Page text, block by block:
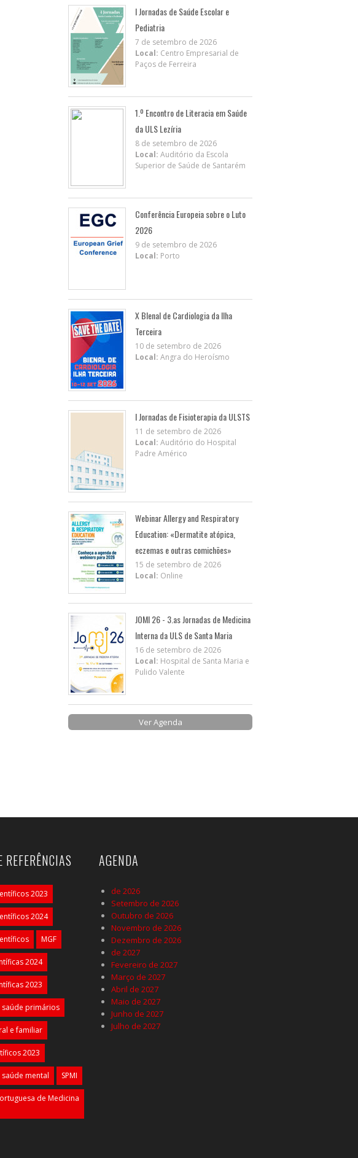
I Jornadas de Saúde Escolar e
Pediatria
7 de setembro de 2026
Local: Centro Empresarial de
Paços de Ferreira
1.º Encontro de Literacia em Saúde
da ULS Lezíria
8 de setembro de 2026
Local: Auditório da Escola
Superior de Saúde de Santarém
Conferência Europeia sobre o Luto
2026
9 de setembro de 2026
Local: Porto
X BIenal de Cardiologia da Ilha
Terceira
10 de setembro de 2026
Local: Angra do Heroísmo
I Jornadas de Fisioterapia da ULSTS
11 de setembro de 2026
Local: Auditório do Hospital
Padre Américo
Webinar Allergy and Respiratory
Education: «Dermatite atópica,
eczemas e outras comichões»
15 de setembro de 2026
Local: Online
JOMI 26 - 3.as Jornadas de Medicina
Interna da ULS de Santa Maria
16 de setembro de 2026
Local: Hospital de Santa Maria e
Pulido Valente
Ver Agenda
2023
2024
MGF
2024
2023
primários
e familiar
2023
mental SPMI
de Medicina
AGENDA
de 2026
Setembro de 2026
Outubro de 2026
Novembro de 2026
Dezembro de 2026
de 2027
Fevereiro de 2027
Março de 2027
Abril de 2027
Maio de 2027
Junho de 2027
Julho de 2027